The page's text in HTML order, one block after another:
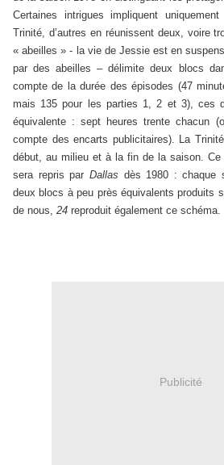
Certaines intrigues impliquent
Trinité, d’autres en réunissent deux, voire
« abeilles » - la vie de Jessie est en
par des abeilles – délimite deux blocs
compte de la durée des épisodes (47
mais 135 pour les parties 1, 2 et 3), ces
équivalente : sept heures trente chacun
compte des encarts publicitaires). La
début, au milieu et à la fin de la saison. Ce
sera repris par Dallas dès 1980 : chaque
deux blocs à peu près équivalents produits
de nous, 24 reproduit également ce schéma.
Publicité